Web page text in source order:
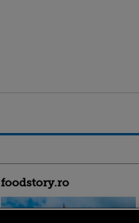
foodstory.ro